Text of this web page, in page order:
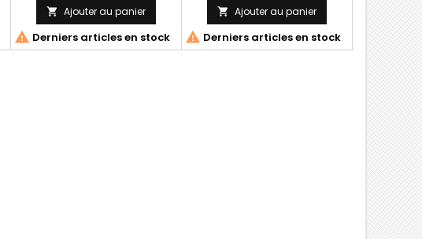
 Ajouter au panier
 Derniers articles en stock
 Ajouter au panier
 Derniers articles en stock